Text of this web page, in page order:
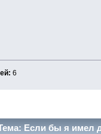
6
Если бы я имел